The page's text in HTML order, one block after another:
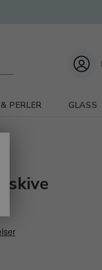
PERLER GLASS